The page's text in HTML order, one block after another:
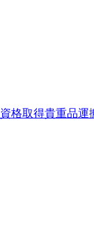
資格取得貴重品運